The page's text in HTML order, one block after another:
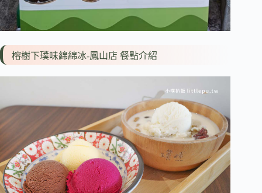
榕樹下璞味綿綿冰-鳳山店 餐點介紹